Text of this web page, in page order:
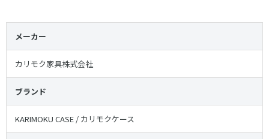
メーカー
カリモク家具株式会社
ブランド
KARIMOKU CASE / カリモクケース